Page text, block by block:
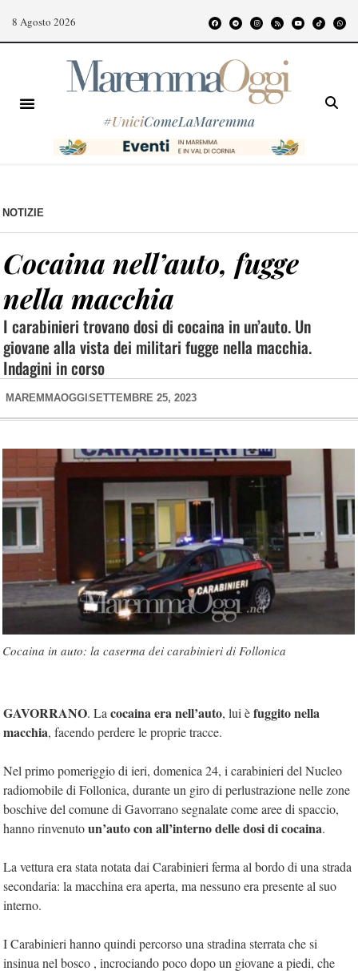
8 Agosto 2026
#UniciComeLaMaremma
NOTIZIE
Cocaina nell’auto, fugge
nella macchia
I carabinieri trovano dosi di cocaina in un’auto. Un
giovane alla vista dei militari fugge nella macchia.
Indagini in corso
MAREMMAOGGI SETTEMBRE 25, 2023
Cocaina in auto: la caserma dei carabinieri di Follonica
GAVORRANO. La cocaina era nell’auto, lui èfuggito nella
macchia, facendo perdere le proprie tracce.
Nel primo pomeriggio di ieri, domenica 24, i carabinieri del Nucleo
radiomobile di Follonica, durante un giro di perlustrazione nelle zone
boschive del comune di Gavorrano segnalate come aree di spaccio,
hanno rinvenutoun’auto con all’interno delle dosi di cocaina.
La vettura era stata notata dai Carabinieri ferma al bordo di una strada
secondaria: la macchina era aperta, ma nessuno era presente al suo
interno.
I Carabinieri hanno quindi percorso una stradina sterrata che si
insinua nel bosco , incrociando poco dopo un giovane a piedi, che